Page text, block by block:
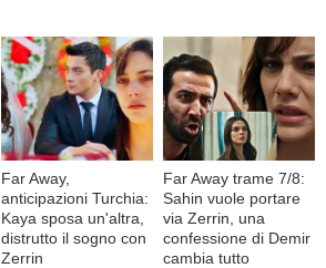
Far Away,
anticipazioni Turchia:
Kaya sposa un'altra,
distrutto il sogno con
Zerrin
Far Away trame 7/8:
Sahin vuole portare
via Zerrin, una
confessione di Demir
cambia tutto